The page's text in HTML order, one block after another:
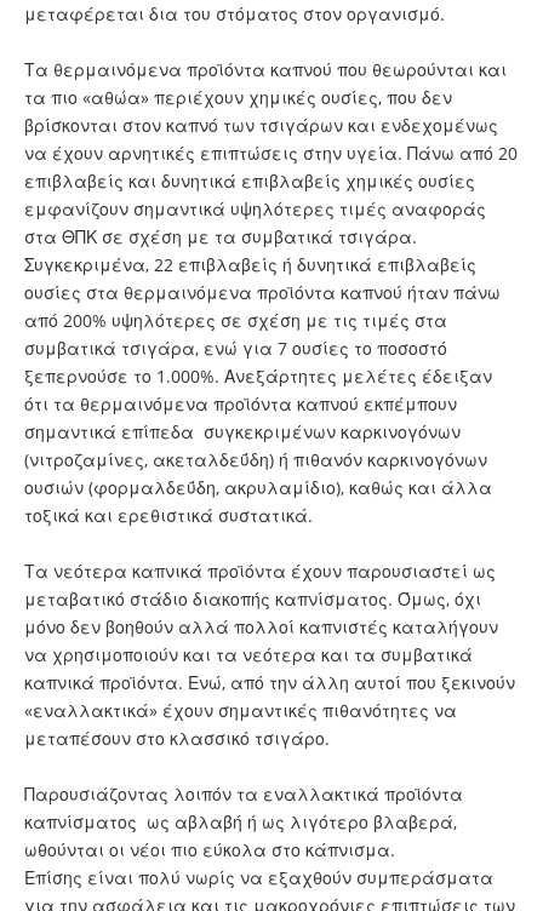
μεταφέρεται δια του στόματος στον οργανισμό.
Τα θερμαινόμενα προϊόντα καπνού που θεωρούνται και
τα πιο «αθώα» περιέχουν χημικές ουσίες, που δεν
βρίσκονται στον καπνό των τσιγάρων και ενδεχομένως
να έχουν αρνητικές επιπτώσεις στην υγεία. Πάνω από 20
επιβλαβείς και δυνητικά επιβλαβείς χημικές ουσίες
εμφανίζουν σημαντικά υψηλότερες τιμές αναφοράς
στα ΘΠΚ σε σχέση με τα συμβατικά τσιγάρα.
Συγκεκριμένα, 22 επιβλαβείς ή δυνητικά επιβλαβείς
ουσίες στα θερμαινόμενα προϊόντα καπνού ήταν πάνω
από 200% υψηλότερες σε σχέση με τις τιμές στα
συμβατικά τσιγάρα, ενώ για 7 ουσίες το ποσοστό
ξεπερνούσε το 1.000%. Ανεξάρτητες μελέτες έδειξαν
ότι τα θερμαινόμενα προϊόντα καπνού εκπέμπουν
σημαντικά επίπεδα συγκεκριμένων καρκινογόνων
(νιτροζαμίνες, ακεταλδεΰδη) ή πιθανόν καρκινογόνων
ουσιών (φορμαλδεΰδη, ακρυλαμίδιο), καθώς και άλλα
τοξικά και ερεθιστικά συστατικά.
Τα νεότερα καπνικά προϊόντα έχουν παρουσιαστεί ως
μεταβατικό στάδιο διακοπής καπνίσματος. Όμως, όχι
μόνο δεν βοηθούν αλλά πολλοί καπνιστές καταλήγουν
να χρησιμοποιούν και τα νεότερα και τα συμβατικά
καπνικά προϊόντα. Ενώ, από την άλλη αυτοί που ξεκινούν
«εναλλακτικά» έχουν σημαντικές πιθανότητες να
μεταπέσουν στο κλασσικό τσιγάρο.
Παρουσιάζοντας λοιπόν τα εναλλακτικά προϊόντα
καπνίσματος ως αβλαβή ή ως λιγότερο βλαβερά,
ωθούνται οι νέοι πιο εύκολα στο κάπνισμα.
Επίσης είναι πολύ νωρίς να εξαχθούν συμπεράσματα
για την ασφάλεια και τις μακροχρόνιες επιπτώσεις των